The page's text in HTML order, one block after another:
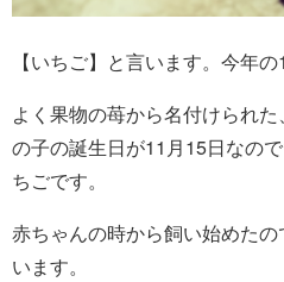
【いちご】と言います。今年
よく果物の苺から名付けられ
の子の誕生日が11月15日なの
ちごです。
赤ちゃんの時から飼い始めた
います。